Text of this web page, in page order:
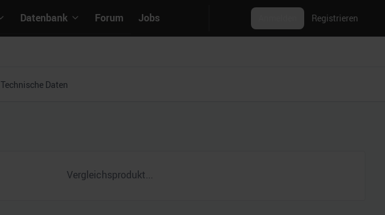
Datenbank Forum Jobs Registrieren
Technische Daten